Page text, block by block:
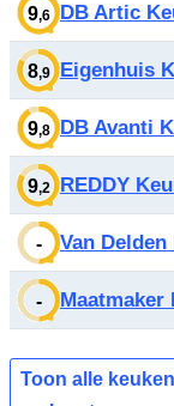
9,6 DB Artic
8,9 Eigenhuis
9,8 DB Avanti
9,2 REDDY
- Van
- Maatmaker
Toon alle